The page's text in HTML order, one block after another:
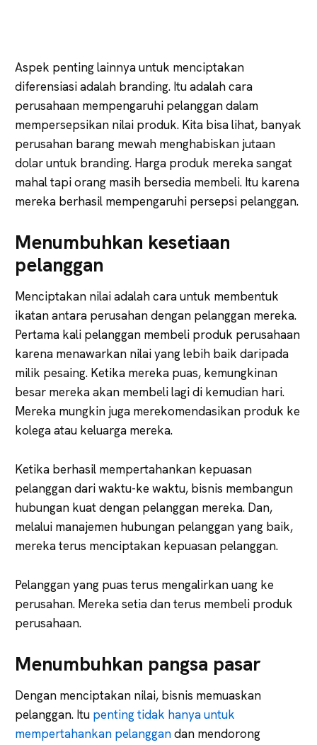
Aspek penting lainnya untuk menciptakan
diferensiasi adalah branding. Itu adalah cara
perusahaan mempengaruhi pelanggan dalam
mempersepsikan nilai produk. Kita bisa lihat, banyak
perusahan barang mewah menghabiskan jutaan
dolar untuk branding. Harga produk mereka sangat
mahal tapi orang masih bersedia membeli. Itu karena
mereka berhasil mempengaruhi persepsi pelanggan.
Menumbuhkan kesetiaan
pelanggan
Menciptakan nilai adalah cara untuk membentuk
ikatan antara perusahan dengan pelanggan mereka.
Pertama kali pelanggan membeli produk perusahaan
karena menawarkan nilai yang lebih baik daripada
milik pesaing. Ketika mereka puas, kemungkinan
besar mereka akan membeli lagi di kemudian hari.
Mereka mungkin juga merekomendasikan produk ke
kolega atau keluarga mereka.
Ketika berhasil mempertahankan kepuasan
pelanggan dari waktu-ke waktu, bisnis membangun
hubungan kuat dengan pelanggan mereka. Dan,
melalui manajemen hubungan pelanggan yang baik,
mereka terus menciptakan kepuasan pelanggan.
Pelanggan yang puas terus mengalirkan uang ke
perusahan. Mereka setia dan terus membeli produk
perusahaan.
Menumbuhkan pangsa pasar
Dengan menciptakan nilai, bisnis memuaskan
pelanggan. Itu penting tidak hanya untuk
mempertahankan pelanggandan mendorong